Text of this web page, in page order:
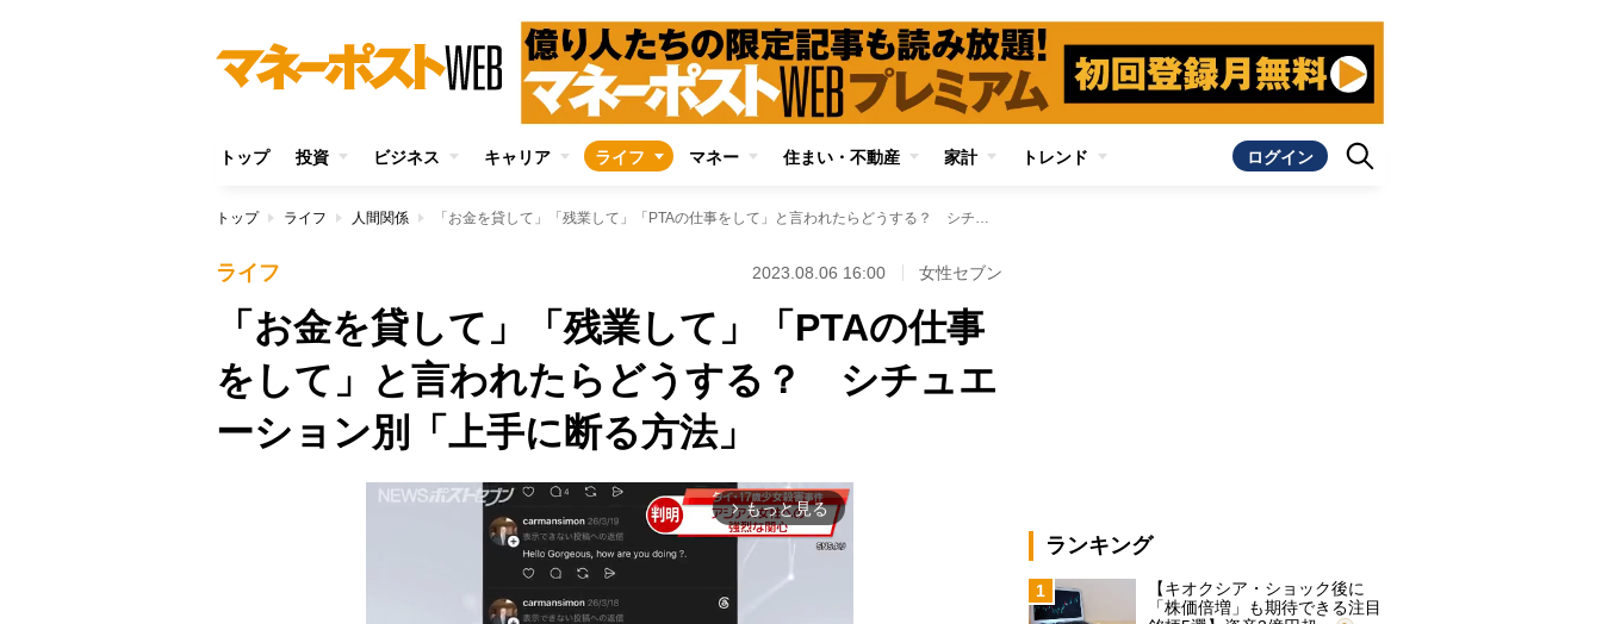
トップ 投資 ビジネス キャリア ライフ マネー 住まい・不動産 家計 トレンド ログイン
トップ ライフ 人間関係 「お金を貸して」「残業して」「PTAの仕事をして」と言われたらどうする？ シチュエーション別「上手に断る方法」
ライフ 2023.08.06 16:00 女性セブン
「お金を貸して」「残業して」「PTAの仕事
をして」と言われたらどうする？ シチュエ
ーション別「上手に断る方法」
arrow_forward_ios もっと見る
ランキング
1
【キオクシア・ショック後に
「株価倍増」も期待できる注目